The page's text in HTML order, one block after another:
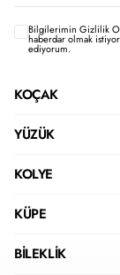
Bilgilerimin Gizlilik
haberdar olmak
ediyorum.
KOÇAK
YÜZÜK
KOLYE
KÜPE
BİLEKLİK